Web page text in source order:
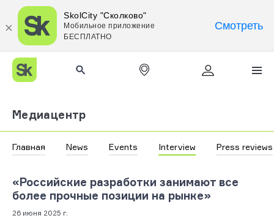
SkolCity "Сколково"
Мобильное приложение
БЕСПЛАТНО
Смотреть
Медиацентр
Главная News Events Interview Press reviews
«Российские разработки занимают все
более прочные позиции на рынке»
26 июня 2025 г.